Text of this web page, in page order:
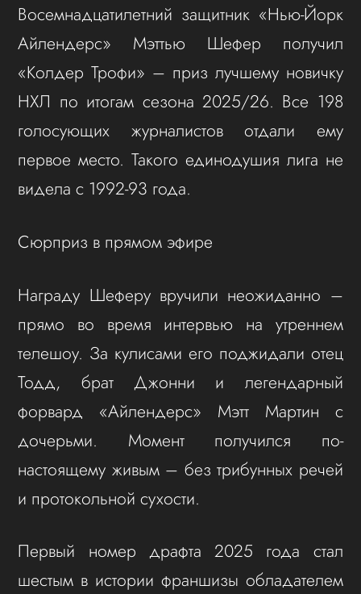
Восемнадцатилетний защитник «Нью-Йорк
Айлендерс» Мэттью Шефер получил
«Колдер Трофи» – приз лучшему новичку
НХЛ по итогам сезона 2025/26. Все 198
голосующих журналистов отдали ему
первое место. Такого единодушия лига не
видела с 1992-93 года.
Сюрприз в прямом эфире
Награду Шеферу вручили неожиданно –
прямо во время интервью на утреннем
телешоу. За кулисами его поджидали отец
Тодд, брат Джонни и легендарный
форвард «Айлендерс» Мэтт Мартин с
дочерьми. Момент получился по-
настоящему живым – без трибунных речей
и протокольной сухости.
Первый номер драфта 2025 года стал
шестым в истории франшизы обладателем